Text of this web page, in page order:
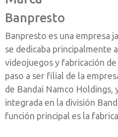
Banpresto
Banpresto es una empresa
se dedicaba principalmente
videojuegos y fabricación
paso a ser filial de la
de Bandai Namco Holdings,
integrada en la división
función principal es la